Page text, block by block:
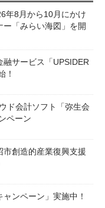
年8月から10月にかけ
「みらい海図」を開
サービス「UPSIDER
！
ド会計ソフト「弥生会
ペーン
市創造的産業復興支援
ンペーン」実施中！